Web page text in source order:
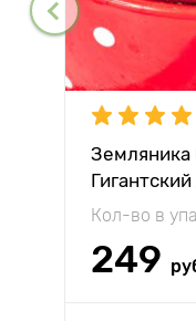
Земляника
Кол-во в
249